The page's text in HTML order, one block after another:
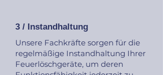
3 / Instandhaltung
Unsere Fachkräfte sorgen für die
regelmäßige Instandhaltung Ihrer
Feuerlöschgeräte, um deren